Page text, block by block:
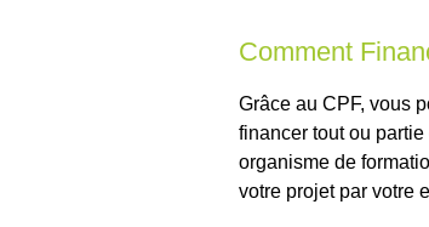
Comment
Grâce au CPF, vous
financer tout ou
organisme de
votre projet par votre